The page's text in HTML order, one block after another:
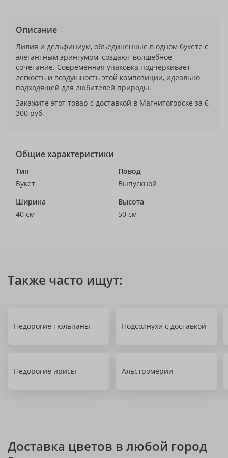
Описание
Лилия и дельфиниум, объединенные в одном букете с
элегантным эрингумом, создают волшебное
сочетание. Современная упаковка подчеркивает
легкость и воздушность этой композиции, идеально
подходящей для любителей природы.
Закажите этот товар с доставкой в Магнитогорске за 6
300 руб.
Общие характеристики
Тип
Букет
Повод
Выпускной
Ширина
40 см
Высота
50 см
Также часто ищут:
Недорогие тюльпаны Подсолнухи с доставкой
Недорогие ирисы Альстромерии
Доставка цветов в любой город